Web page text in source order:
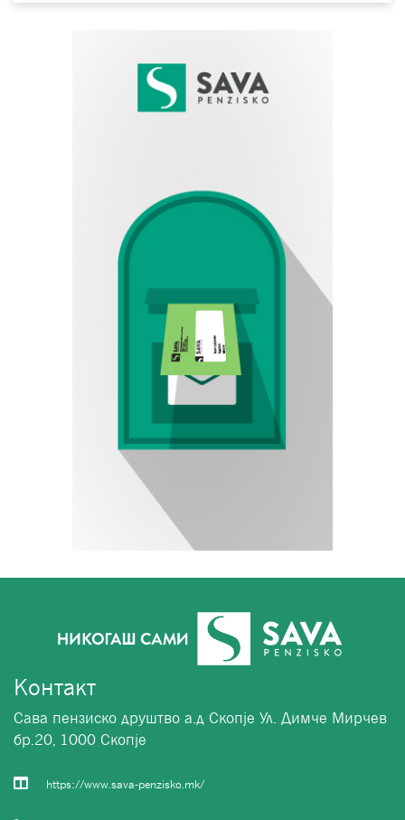
Контакт
Сава пензиско друштво а.д Скопје Ул. Димче Мирчев
бр.20, 1000 Скопје
https://www.sava-penzisko.mk/